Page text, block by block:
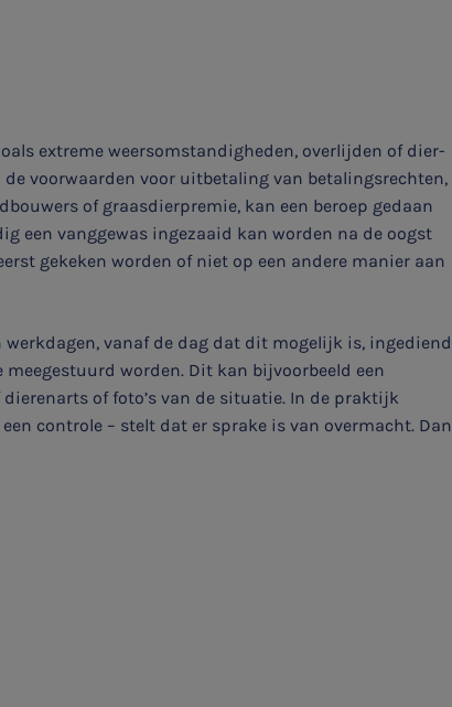
extreme weersomstandigheden, overlijden of dier-
voorwaarden voor uitbetaling van betalingsrechten,
of graasdierpremie, kan een beroep gedaan
een vanggewas ingezaaid kan worden na de oogst
gekeken worden of niet op een andere manier aan
vanaf de dag dat dit mogelijk is, ingediend
worden. Dit kan bijvoorbeeld een
of foto’s van de situatie. In de praktijk
controle – stelt dat er sprake is van overmacht. Dan